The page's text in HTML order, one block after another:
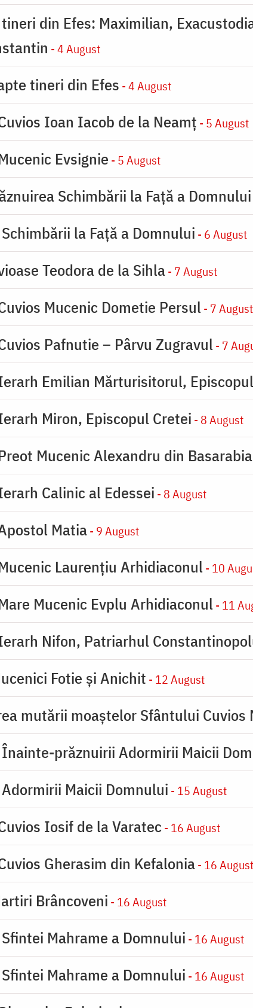
din Efes: Maximilian,
- 4 August
tineri din Efes - 4 August
Ioan Iacob de la Neamț - 5 August
Evsignie - 5 August
Schimbării la Faţă a Domnului
la Faţă a Domnului - 6 August
Teodora de la Sihla- 7 August
Mucenic Dometie Persul - 7 August
Pafnutie – Pârvu Zugravul - 7
Emilian Mărturisitorul,
Miron, Episcopul Cretei - 8 August
Mucenic Alexandru din Basarabia
Calinic al Edessei - 8 August
Matia- 9 August
Laurențiu Arhidiaconul - 10
Mucenic Evplu Arhidiaconul - 11
Nifon, Patriarhul
Fotie şi Anichit - 12 August
mutării moaştelor Sfântului
prăznuirii Adormirii Maicii
Maicii Domnului - 15 August
Iosif de la Varatec - 16 August
Gherasim din Kefalonia- 16 August
Brâncoveni - 16 August
Mahrame a Domnului - 16 August
Mahrame a Domnului - 16 August